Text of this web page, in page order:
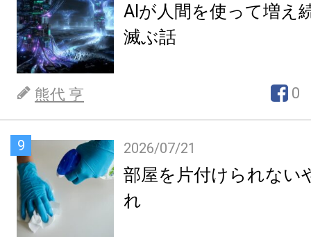
AIが人間を使って増え
滅ぶ話
熊代 亨 0
9 2026/07/21
部屋を片付けられない
れ